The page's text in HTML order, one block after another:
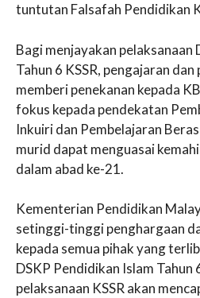
tuntutan Falsafah Pendidikan
Bagi menjayakan pelaksanaan
Tahun 6 KSSR, pengajaran
memberi penekanan kepada
fokus kepada pendekatan
Inkuiri dan Pembelajaran
murid dapat menguasai
dalam abad ke-21.
Kementerian Pendidikan
setinggi-tinggi penghargaan
kepada semua pihak yang
DSKP Pendidikan Islam Tahun
pelaksanaan KSSR akan